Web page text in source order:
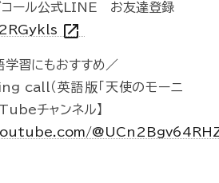
コール公式LINE お友達登録
open_in_new
学習にもおすすめ／
call（英語版「天使のモーニ
チャンネル】